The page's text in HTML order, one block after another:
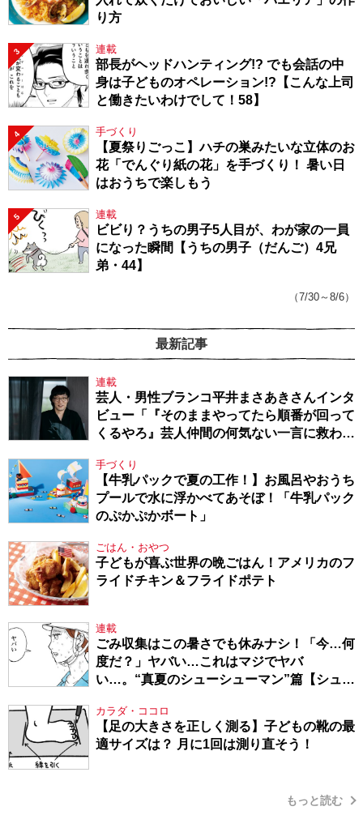
り方
3 連載
部長がヘッドハンティング!? でも会話の中
身は子どものオペレーション!?【こんな上司
と働きたいわけでして！58】
4 手づくり
【夏祭りごっこ】ハチの巣みたいな立体のお
花「でんぐり紙の花」を手づくり！ 暑い日
はおうちで楽しもう
5 連載
ビビり？うちの男子5人目が、わが家の一員
になった瞬間【うちの男子（だんご）4兄
弟・44】
（7/30～8/6）
最新記事
連載
芸人・男性ブランコ平井まさあきさんインタ
ビュー「『そのままやってたら順番が回って
くるやろ』芸人仲間の何気ない一言に救われ
手づくり
【牛乳パックで夏の工作！】お風呂やおうち
プールで水に浮かべてあそぼ！「牛乳パック
のぷかぷかボート」
ごはん・おやつ
子どもが喜ぶ世界の晩ごはん！アメリカのフ
ライドチキン＆フライドポテト
連載
ごみ収集はこの暑さでも休みナシ！「今…何
度だ？」ヤバい…これはマジでヤバ
い…。“真夏のシューシューマン”篇【シュー
カラダ・ココロ
【足の大きさを正しく測る】子どもの靴の最
適サイズは？ 月に1回は測り直そう！
もっと読む